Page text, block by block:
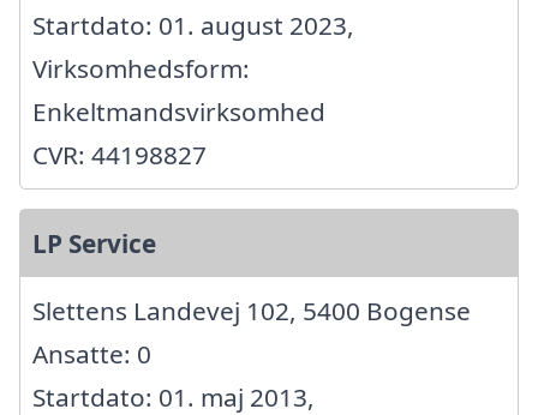
Startdato: 01. august 2023,
Virksomhedsform:
Enkeltmandsvirksomhed
CVR: 44198827
LP Service
Slettens Landevej 102, 5400 Bogense
Ansatte: 0
Startdato: 01. maj 2013,